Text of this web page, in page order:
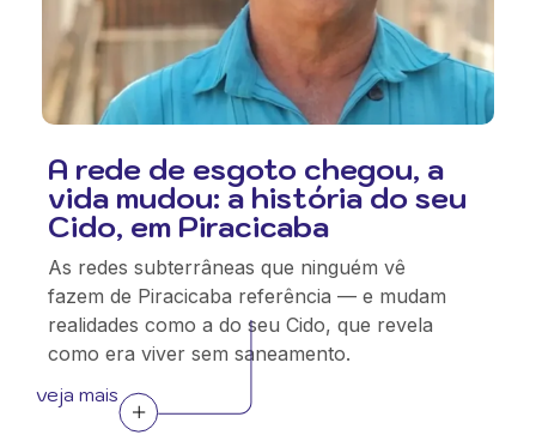
A rede de esgoto chegou, a
vida mudou: a história do seu
Cido, em Piracicaba
As redes subterrâneas que ninguém vê
fazem de Piracicaba referência — e mudam
realidades como a do seu Cido, que revela
como era viver sem saneamento.
veja mais